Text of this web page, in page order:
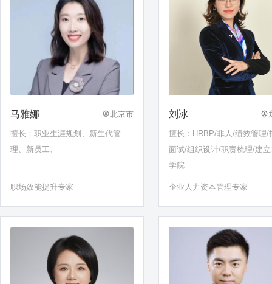
马雅娜 北京市
擅长：职业生涯规划、新生代管
理、新员工、
职场效能提升专家
刘冰
擅长：HRBP/非人/绩效管理/
面试/组织设计/职责梳理/建
学院
企业人力资本管理专家